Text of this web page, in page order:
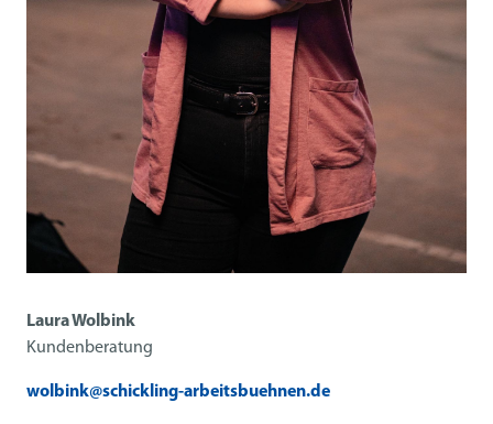
Laura Wolbink
Kundenberatung
wolbink@schickling-arbeitsbuehnen.de